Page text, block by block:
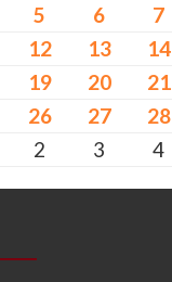
5 6 7
12 13 14
19 20 21
26 27 28
2 3 4